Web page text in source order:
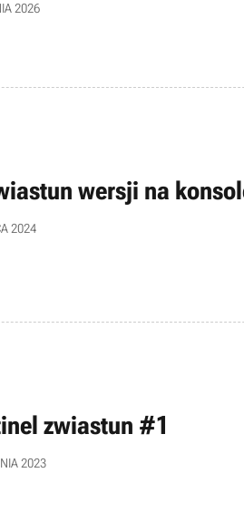
2026
wersji na
2024
zwiastun #1
2023